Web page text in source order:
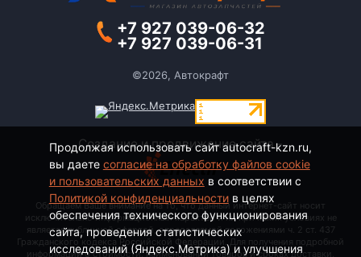
+7 927 039-06-32
+7 927 039-06-31
©2026, Автокрафт
Создание и продвижение сайта -
Обращаем Ваше внимание на то, что данный интернет-сайт носит
исключительно информационный характер и ни при каких условиях не
является публичной офертой, определяемой положениями ч. 2 ст. 437
Гражданского кодекса Российской Федерации. Для получения подробной
информации о стоимости, наименовании товаров и сроках доставки,
Продолжая использовать сайт autocraft-kzn.ru,
вы даете согласие на обработку файлов cookie
и пользовательских данных в соответствии с
Политикой конфиденциальностив целях
обеспечения технического функционирования
сайта, проведения статистических
исследований (Яндекс.Метрика) и улучшения